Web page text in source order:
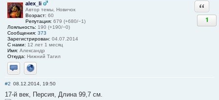
alex_li
Автор темы, Новичок
Возраст: 60
Репутация: 679 (+680/−1)
Лояльность: 190 (+190/−0)
Сообщения: 373
Зарегистрирован: 04.07.2014
С нами: 12 лет 1 месяц
Имя: Александр
Откуда: Нижний Тагил
Отправить личное сообщение
Сайт
1
#2 08.12.2014, 19:50
17-й век, Персия, Длина 99,7 см.